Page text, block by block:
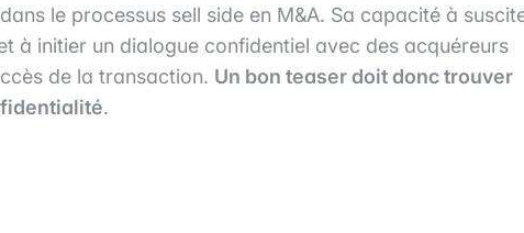
le processus sell side en M&A. Sa capacité à
à initier un dialogue confidentiel avec des acquéreurs
de la transaction. Un bon teaser doit donc trouver
.